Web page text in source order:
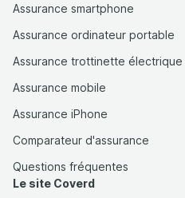
Assurance smartphone
Assurance ordinateur portable
Assurance trottinette électrique
Assurance mobile
Assurance iPhone
Comparateur d'assurance
Questions fréquentes
Le site Coverd